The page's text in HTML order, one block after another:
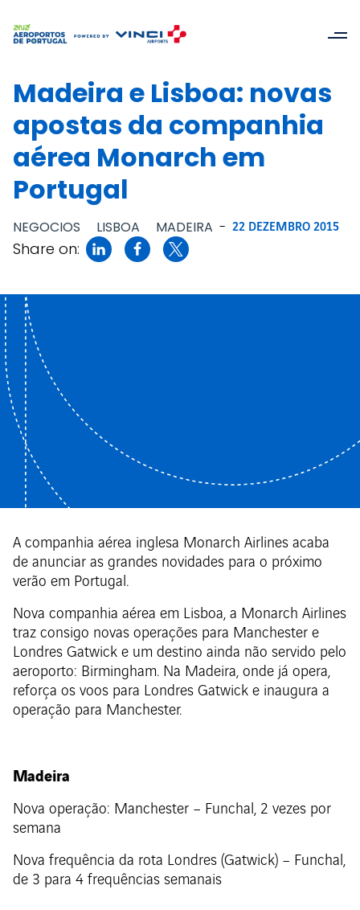
Madeira e Lisboa: novas
apostas da companhia
aérea Monarch em
Portugal
NEGOCIOS LISBOA MADEIRA - 22 DEZEMBRO 2015
Share on:
A companhia aérea inglesa Monarch Airlines acaba
de anunciar as grandes novidades para o próximo
verão em Portugal.
Nova companhia aérea em Lisboa, a Monarch Airlines
traz consigo novas operações para Manchester e
Londres Gatwick e um destino ainda não servido pelo
aeroporto: Birmingham. Na Madeira, onde já opera,
reforça os voos para Londres Gatwick e inaugura a
operação para Manchester.
Madeira
Nova operação: Manchester – Funchal, 2 vezes por
semana
Nova frequência da rota Londres (Gatwick) – Funchal,
de 3 para 4 frequências semanais